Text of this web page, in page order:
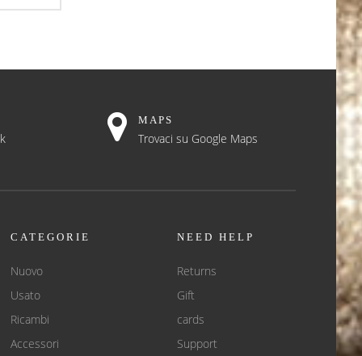
MAPS
Trovaci su Google Maps
CATEGORIE
Nuovo
Usato
Ricambi
Accessori
NEED HELP
Returns
Gift
cards
Support